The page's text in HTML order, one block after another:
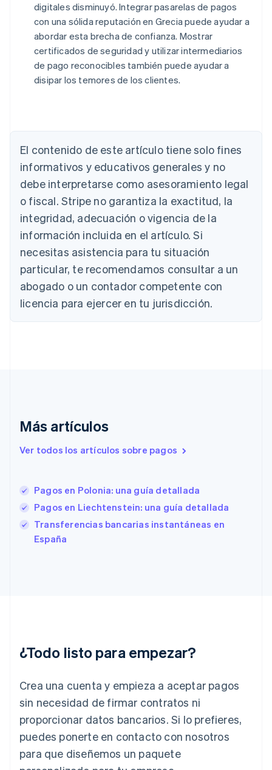
digitales disminuyó. Integrar pasarelas de pagos
con una sólida reputación en Grecia puede ayudar a
abordar esta brecha de confianza. Mostrar
certificados de seguridad y utilizar intermediarios
de pago reconocibles también puede ayudar a
disipar los temores de los clientes.
El contenido de este artículo tiene solo fines
informativos y educativos generales y no
debe interpretarse como asesoramiento legal
o fiscal. Stripe no garantiza la exactitud, la
integridad, adecuación o vigencia de la
información incluida en el artículo. Si
necesitas asistencia para tu situación
particular, te recomendamos consultar a un
abogado o un contador competente con
licencia para ejercer en tu jurisdicción.
Más artículos
Ver todos los artículos sobre pagos
Pagos en Polonia: una guía detallada
Pagos en Liechtenstein: una guía detallada
Transferencias bancarias instantáneas en
España
¿Todo listo para empezar?
Crea una cuenta y empieza a aceptar pagos
sin necesidad de firmar contratos ni
proporcionar datos bancarios. Si lo prefieres,
puedes ponerte en contacto con nosotros
para que diseñemos un paquete
DeutschEnglish
Bélgica
Brasil
PortuguêsEnglish
Bulgaria
English
Canadá
EnglishFrançais
简体中文 English
Chipre
English
Croacia
EnglishItaliano
EnglishItaliano
Español English
Estonia
English
Finlandia
EnglishSvenska
Francia
Français
Irlanda
Italia
English
Japón
日本語English
Letonia
Liechtenstein